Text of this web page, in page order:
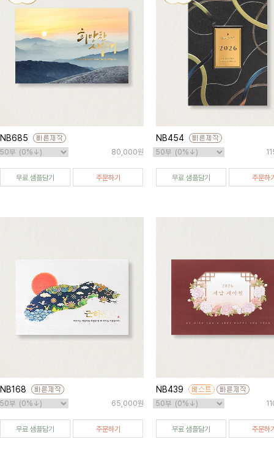
NB685
80,000원
무료 샘플담기 주문하기
NB454
무료 샘플담기 주문하
NB168
65,000원
무료 샘플담기 주문하기
NB439
무료 샘플담기 주문하